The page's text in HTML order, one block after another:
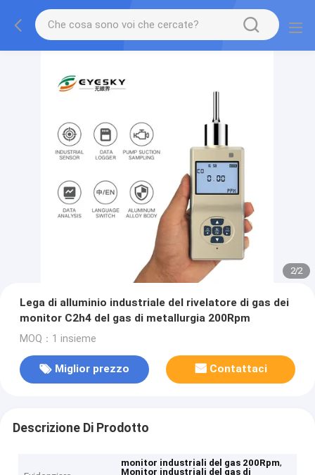
2/2
Lega di alluminio industriale del rivelatore di gas dei
monitor C2h4 del gas di metallurgia 200Rpm
MOQ：1 insieme
Miglior prezzo Contattaci
Descrizione Di Prodotto
monitor industriali del gas 200Rpm,
Monitor industriali del gas di